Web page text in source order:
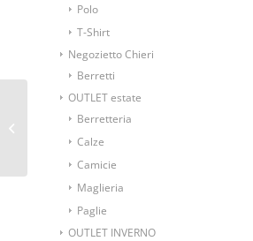
Polo
T-Shirt
Negozietto Chieri
Berretti
OUTLET estate
Berretteria
Calze
Camicie
Maglieria
Paglie
OUTLET INVERNO
Cappello trilby di feltro